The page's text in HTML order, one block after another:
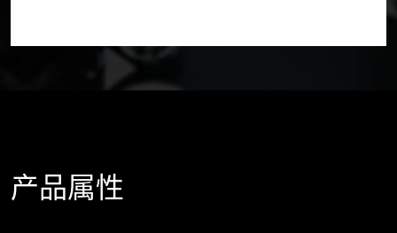
产品属性